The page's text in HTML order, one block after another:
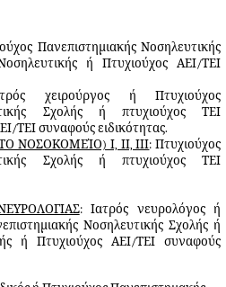
Πανεπιστημιακής Νοσηλευτικής
ή Πτυχιούχος ΑΕΙ/ΤΕΙ
χειρούργος ή Πτυχιούχος
Σχολής ή πτυχιούχος ΤΕΙ
ΤΕΙ συναφούς ειδικότητας.
ΝΟΣΟΚΟΜΕΊΟ) Ι, ΙΙ, ΙΙΙ: Πτυχιούχος
Σχολής ή πτυχιούχος ΤΕΙ
: Ιατρός νευρολόγος ή
Νοσηλευτικής Σχολής ή
ή Πτυχιούχος ΑΕΙ/ΤΕΙ συναφούς